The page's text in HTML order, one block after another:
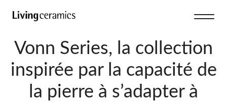
Vonn Series, la collection
inspirée par la capacité de
la pierre à s’adapter à